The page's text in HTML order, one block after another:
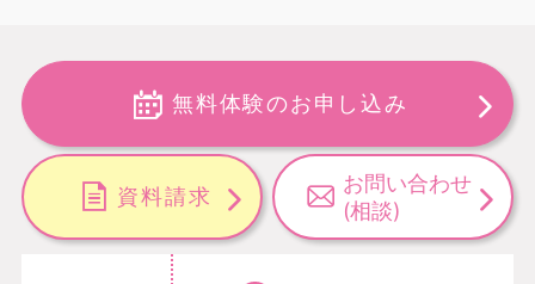
無料体験のお申し込み
資料請求
お問い合わせ
(相談)